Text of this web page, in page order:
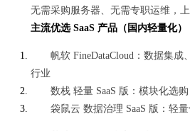
无需采购服务器、无需专职运维，
主流优选 SaaS 产品（国内轻量化）
帆软 FineDataCloud：数据集
行业
数栈 轻量 SaaS 版：模块化选
袋鼠云 数据治理 SaaS 版：轻